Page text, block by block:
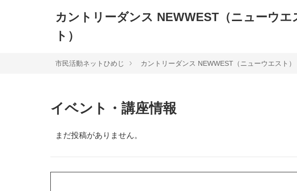
カントリーダンス NEWWEST（ニューウエ
ト）
市民活動ネットひめじ カントリーダンス NEWWEST（ニューウエスト）
イベント・講座情報
まだ投稿がありません。